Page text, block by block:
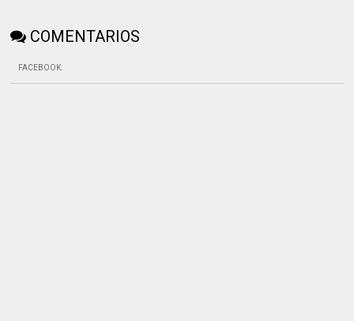
COMENTARIOS
FACEBOOK: